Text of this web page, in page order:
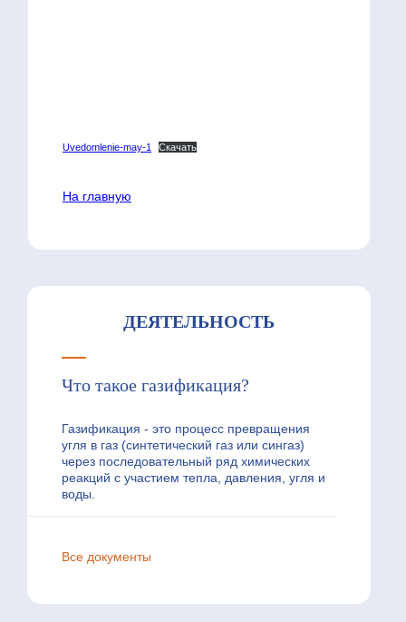
Uvedomlenie-may-1 Скачать
На главную
ДЕЯТЕЛЬНОСТЬ
Что такое газификация?
Газификация - это процесс превращения
угля в газ (синтетический газ или сингаз)
через последовательный ряд химических
реакций с участием тепла, давления, угля и
воды.
Все документы